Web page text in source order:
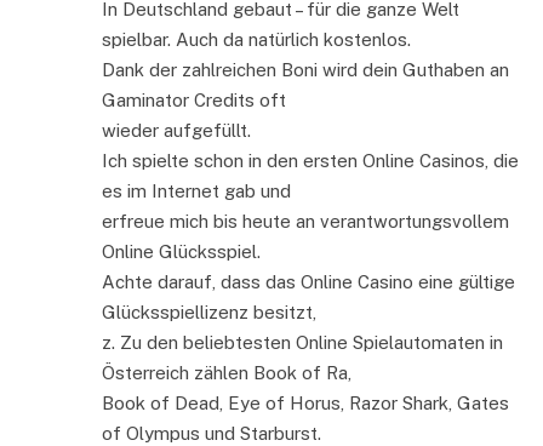
In Deutschland gebaut – für die ganze Welt
spielbar. Auch da natürlich kostenlos.
Dank der zahlreichen Boni wird dein Guthaben an
Gaminator Credits oft
wieder aufgefüllt.
Ich spielte schon in den ersten Online Casinos, die
es im Internet gab und
erfreue mich bis heute an verantwortungsvollem
Online Glücksspiel.
Achte darauf, dass das Online Casino eine gültige
Glücksspiellizenz besitzt,
z. Zu den beliebtesten Online Spielautomaten in
Österreich zählen Book of Ra,
Book of Dead, Eye of Horus, Razor Shark, Gates
of Olympus und Starburst.